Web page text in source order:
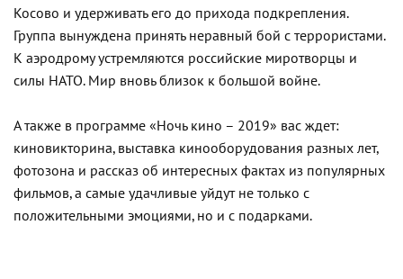
Косово и удерживать его до прихода подкрепления.
Группа вынуждена принять неравный бой с террористами.
К аэродрому устремляются российские миротворцы и
силы НАТО. Мир вновь близок к большой войне.
А также в программе «Ночь кино – 2019» вас ждет:
киновикторина, выставка кинооборудования разных лет,
фотозона и рассказ об интересных фактах из популярных
фильмов, а самые удачливые уйдут не только с
положительными эмоциями, но и с подарками.